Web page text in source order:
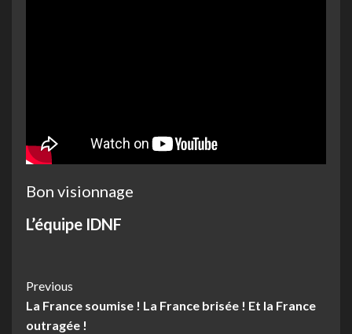
Bon visionnage
L’équipe IDNF
Post
Navigation
Previous
La France soumise ! La France brisée ! Et la France
outragée !